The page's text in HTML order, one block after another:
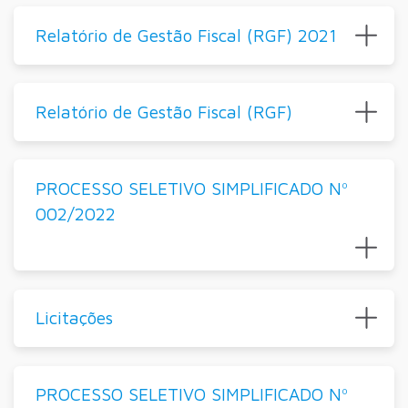
Relatório de Gestão Fiscal (RGF) 2021
Relatório de Gestão Fiscal (RGF)
PROCESSO SELETIVO SIMPLIFICADO Nº
002/2022
Licitações
PROCESSO SELETIVO SIMPLIFICADO Nº